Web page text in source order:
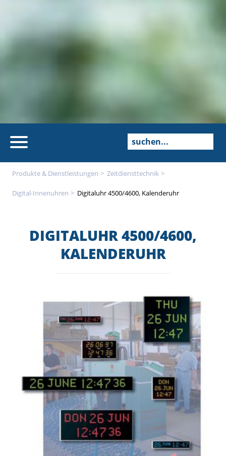
Produkte & Dienstleistungen Zeitdienst­technik
Digital-Innenuhren Digitaluhr 4500/4600, Kalenderuhr
DIGITALUHR 4500/4600,
KALENDERUHR